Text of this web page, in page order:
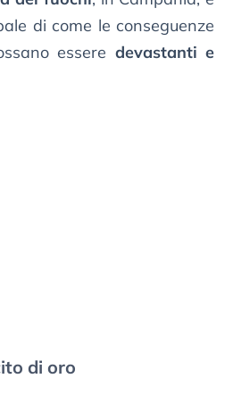
di come le conseguenze
essere devastanti e
di oro